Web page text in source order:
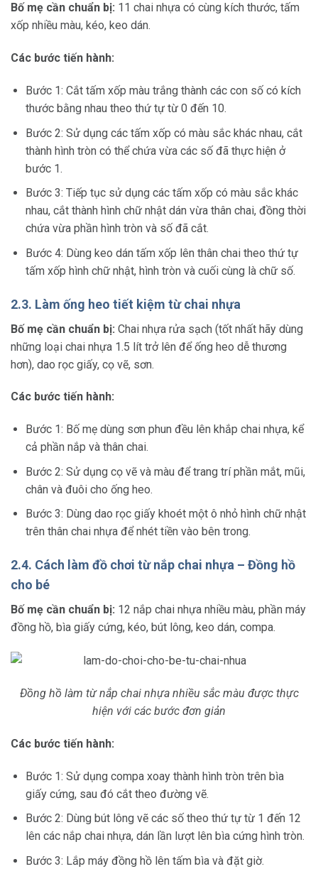
Bố mẹ cần chuẩn bị: 11 chai nhựa có cùng kích thước, tấm
xốp nhiều màu, kéo, keo dán.
Các bước tiến hành:
Bước 1: Cắt tấm xốp màu trắng thành các con số có kích
thước bằng nhau theo thứ tự từ 0 đến 10.
Bước 2: Sử dụng các tấm xốp có màu sắc khác nhau, cắt
thành hình tròn có thể chứa vừa các số đã thực hiện ở
bước 1.
Bước 3: Tiếp tục sử dụng các tấm xốp có màu sắc khác
nhau, cắt thành hình chữ nhật dán vừa thân chai, đồng thời
chứa vừa phần hình tròn và số đã cắt.
Bước 4: Dùng keo dán tấm xốp lên thân chai theo thứ tự
tấm xốp hình chữ nhật, hình tròn và cuối cùng là chữ số.
2.3. Làm ống heo tiết kiệm từ chai nhựa
Bố mẹ cần chuẩn bị: Chai nhựa rửa sạch (tốt nhất hãy dùng
những loại chai nhựa 1.5 lít trở lên để ống heo dễ thương
hơn), dao rọc giấy, cọ vẽ, sơn.
Các bước tiến hành:
Bước 1: Bố mẹ dùng sơn phun đều lên khắp chai nhựa, kể
cả phần nắp và thân chai.
Bước 2: Sử dụng cọ vẽ và màu để trang trí phần mắt, mũi,
chân và đuôi cho ống heo.
Bước 3: Dùng dao rọc giấy khoét một ô nhỏ hình chữ nhật
trên thân chai nhựa để nhét tiền vào bên trong.
2.4. Cách làm đồ chơi từ nắp chai nhựa – Đồng hồ
cho bé
Bố mẹ cần chuẩn bị: 12 nắp chai nhựa nhiều màu, phần máy
đồng hồ, bìa giấy cứng, kéo, bút lông, keo dán, compa.
Đồng hồ làm từ nắp chai nhựa nhiều sắc màu được thực
hiện với các bước đơn giản
Các bước tiến hành:
Bước 1: Sử dụng compa xoay thành hình tròn trên bìa
giấy cứng, sau đó cắt theo đường vẽ.
Bước 2: Dùng bút lông vẽ các số theo thứ tự từ 1 đến 12
lên các nắp chai nhựa, dán lần lượt lên bìa cứng hình tròn.
Bước 3: Lắp máy đồng hồ lên tấm bìa và đặt giờ.